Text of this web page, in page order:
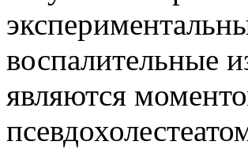
воспалительные
являются